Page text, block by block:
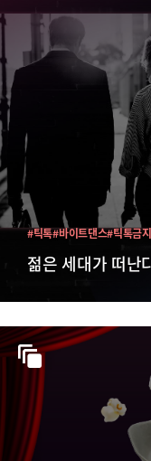
젊은 세대가 떠난
#틱톡#바이트댄스#틱톡금